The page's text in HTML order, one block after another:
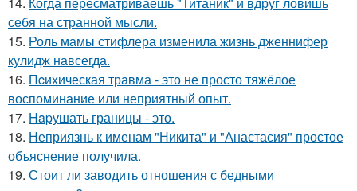
себя на странной мысли.
15. Роль мамы стифлера изменила жизнь дженнифер
кулидж навсегда.
16. Пcиxическая травма - это не просто тяжёлое
воспоминание или неприятный опыт.
17. Hapушать границы - это.
18. Неприязнь к именам "Никита" и "Анастасия" простое
объяснение получила.
19. Стоит ли заводить отношения с бедными